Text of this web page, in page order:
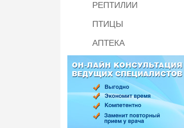
РЕПТИЛИИ
ПТИЦЫ
АПТЕКА